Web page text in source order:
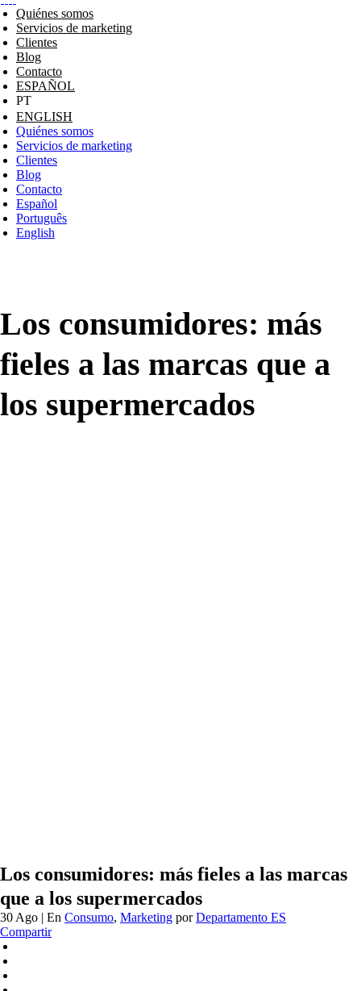
Quiénes somos
Servicios de marketing
Clientes
Blog
Contacto
ESPAÑOL
ENGLISH
Quiénes somos
Servicios de marketing
Clientes
Blog
Contacto
Español
Português
English
Los consumidores: más
fieles a las marcas que a
los supermercados
Los consumidores: más fieles a las marcas
que a los supermercados
30 Ago | En Consumo, Marketing porDepartamento ES
Compartir